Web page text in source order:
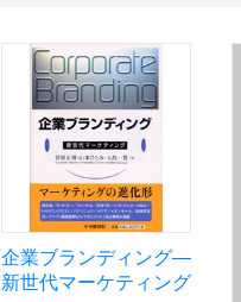
企業ブランディング―
新世代マーケティング